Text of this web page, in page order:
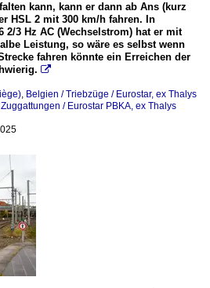
kann, kann er dann ab Ans (kurz
HSL 2 mit 300 km/h fahren. In
2/3 Hz AC (Wechselstrom) hat er mit
Leistung, so wäre es selbst wenn
fahren könnte ein Erreichen der

, Belgien / Triebzüge / Eurostar, ex Thalys
/ Eurostar PBKA, ex Thalys